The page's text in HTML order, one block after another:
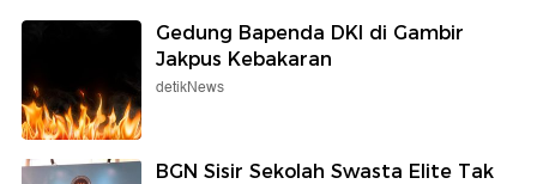
Gedung Bapenda DKI di Gambir
Jakpus Kebakaran
detikNews
BGN Sisir Sekolah Swasta Elite Tak